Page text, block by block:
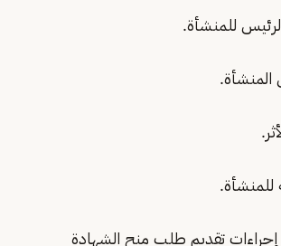
إجراءات تقديم طلب منح الشهادة